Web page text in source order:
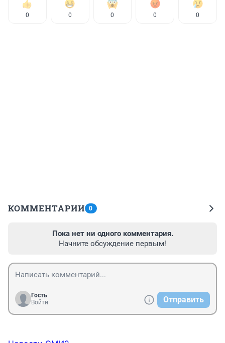
0 0 0 0 0
КОММЕНТАРИИ 0
Пока нет ни одного комментария.
Начните обсуждение первым!
Гость
Войти
Отправить